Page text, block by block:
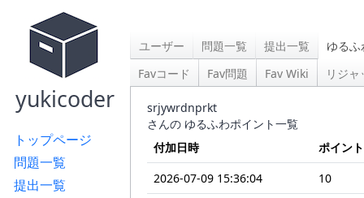
yukicoder
トップページ
問題一覧
提出一覧
ユーザー 問題一覧 提出一覧
ゆる
Favコード
Fav問題 Fav Wiki リジ
srjywrdnprkt
さんの ゆるふわポイント一覧
付加日時
ポイント
2026-07-09 15:36:04
10